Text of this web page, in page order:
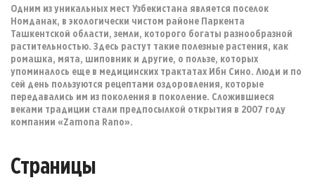
Одним из уникальных мест Узбекистана является поселок
Номданак, в экологически чистом районе Паркента
Ташкентской области, земли, которого богаты разнообразной
растительностью. Здесь растут такие полезные растения, как
ромашка, мята, шиповник и другие, о пользе, которых
упоминалось еще в медицинских трактатах Ибн Сино. Люди и по
сей день пользуются рецептами оздоровления, которые
передавались им из поколения в поколение. Сложившиеся
веками традиции стали предпосылкой открытия в 2007 году
компании «Zamona Rano».
Страницы